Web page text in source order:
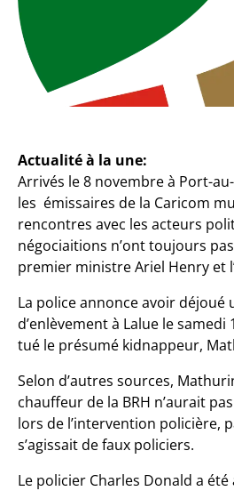
Actualité à la une:
Arrivés le 8 novembre à Port-
les émissaires de la Caricom
rencontres avec les acteurs
négociaitions n’ont toujours
premier ministre Ariel Henry et
La police annonce avoir déjoué
d’enlèvement à Lalue le
tué le présumé kidnappeur,
Selon d’autres sources,
chauffeur de la BRH n’aurait
lors de l’intervention policière,
s’agissait de faux policiers.
Le policier Charles Donald a